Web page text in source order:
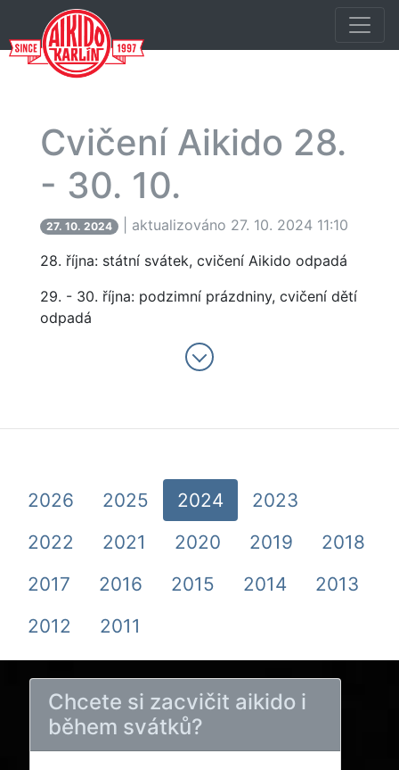
Cvičení Aikido 28.
- 30. 10.
27. 10. 2024
| aktualizováno 27. 10. 2024 11:10
28. října: státní svátek, cvičení Aikido odpadá
29. - 30. října: podzimní prázdniny, cvičení dětí
odpadá
2026 2025 2024
2023
2022
2021 2020 2019
2018
2017
2016 2015 2014
2013
2012
2011
Chcete si zacvičit aikido i
během svátků?